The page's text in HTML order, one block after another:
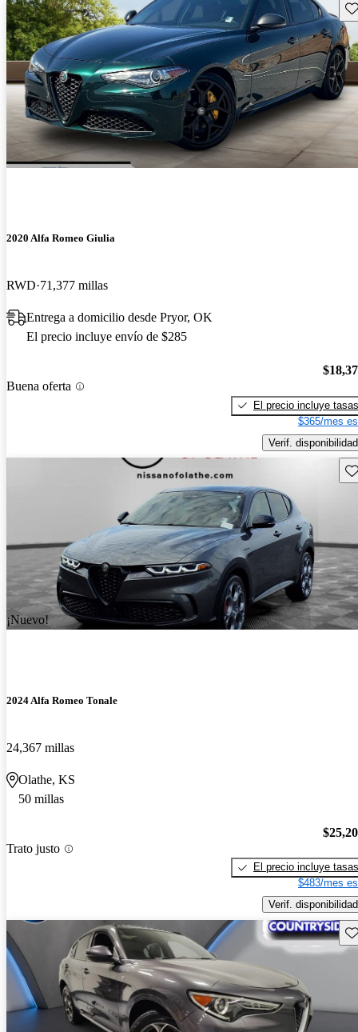
2020 Alfa Romeo Giulia
RWD 71,377 millas
Entrega a domicilio desde Pryor, OK
El precio incluye envío de $285
Buena oferta
El precio incluye tasas
$365/mes
Verif. disponibilidad
¡Nuevo!
2024 Alfa Romeo Tonale
24,367 millas
Olathe, KS
50 millas
Trato justo
El precio incluye tasas
$483/mes
Verif. disponibilidad